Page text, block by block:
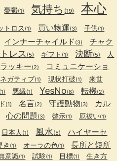
憂鬱(1) 気持ち (19) 本心
トロス (1) 買い物運(3) 子供(1)
インナーチャイルド (3)
チャク
レス (5) ギフト (1) 決断(5)
人
ラッキー(2)
コミュニケーショ
ネガティブ(1) 現状打破(1) 来世
(1) 悪縁(1) YesNo(8) 転機(2)
(1) 名言(2) 守護動物(3)
カル
心の問題(3) 啓示(1) 厄祓い(1)
日本人 (1) 風水(5)
ハイヤーセ
き (1) オーラの色(1) 長所と短所
意識(1) 試験(1) 目標(1) 生き方